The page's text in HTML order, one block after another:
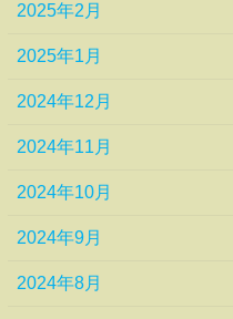
2025年2月
2025年1月
2024年12月
2024年11月
2024年10月
2024年9月
2024年8月